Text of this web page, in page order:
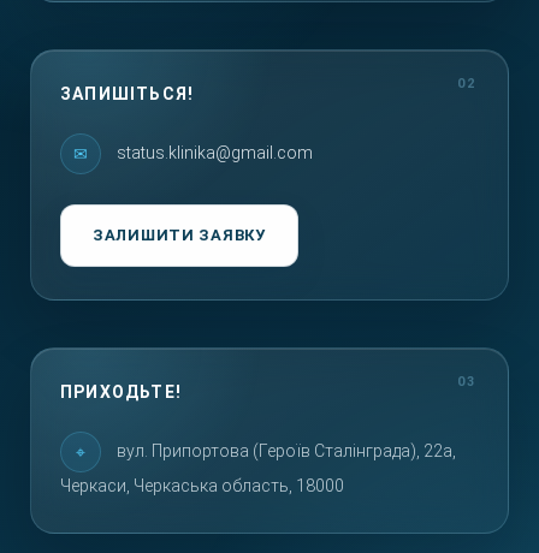
ЗАПИШІТЬСЯ!
status.klinika@gmail.com
ЗАЛИШИТИ ЗАЯВКУ
ПРИХОДЬТЕ!
вул. Припортова (Героїв Сталінграда), 22а,
Черкаси, Черкаська область, 18000